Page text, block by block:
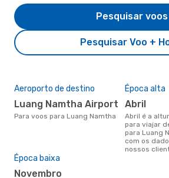
Pesquisar Voo +
Pesquisar voos
Aeroporto de destino
Luang Namtha Airport
Para voos para Luang Namtha
Época alta
abril
abril é a altura mais concorrida
para viajar
para Luang
com os
nossos
Época baixa
novembro